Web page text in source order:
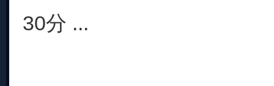
30分 ...